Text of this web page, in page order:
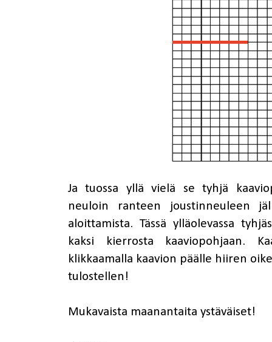
Ja tuossa yllä vielä se tyhjä
neuloin ranteen joustinneuleen
aloittamista. Tässä ylläolevassa
kaksi kierrosta kaaviopohjaan.
klikkaamalla kaavion päälle hiiren
tulostellen!
Mukavaista maanantaita ystäväiset!